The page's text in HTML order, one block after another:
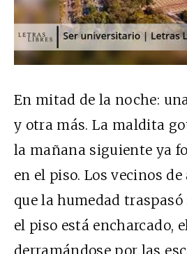
En mitad de la noche:
y otra más. La maldita
la mañana siguiente ya
en el piso. Los vecinos
que la humedad
el piso está encharcado,
derramándose por las